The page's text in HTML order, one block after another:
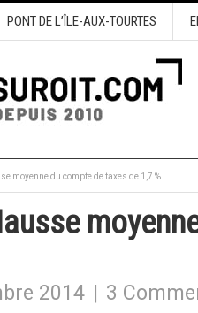
PONT DE L’ÎLE-AUX-TOURTES
moyenne du compte de taxes de 1,7 %
2014 3